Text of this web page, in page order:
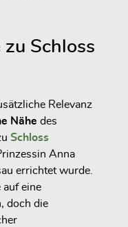
Schloss
Relevanz
Nähe des
Schloss
Anna
errichtet wurde.
auf eine
doch die